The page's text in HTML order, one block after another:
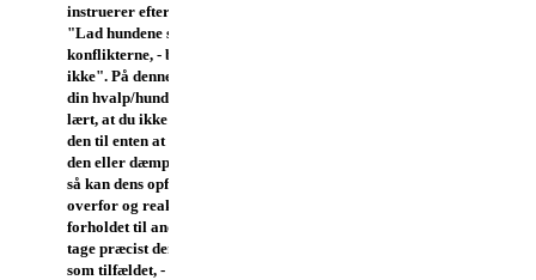
instruerer efter devisen
"Lad hundene selv klare
konflikterne, - bland dig
ikke". På denne måde får
din hvalp/hund snart
lært, at du ikke er der for
den til enten at beskytte
den eller dæmpe den, og
så kan dens opførsel
overfor og reaktion i
forholdet til andre hunde
tage præcist den retning,
som tilfældet, - og ikke